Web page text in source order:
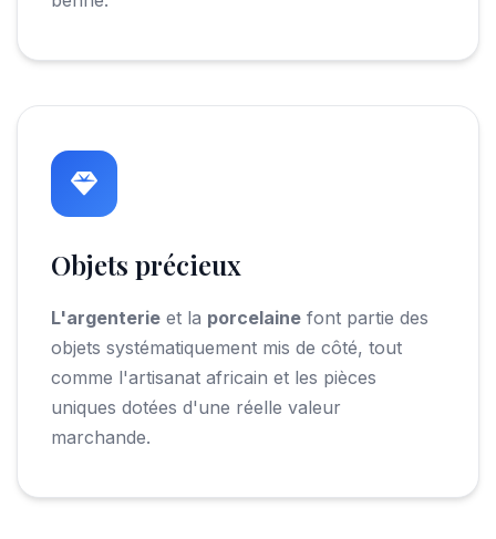
Objets précieux
L'argenterie et la porcelaine font partie des
objets systématiquement mis de côté, tout
comme l'artisanat africain et les pièces
uniques dotées d'une réelle valeur
marchande.